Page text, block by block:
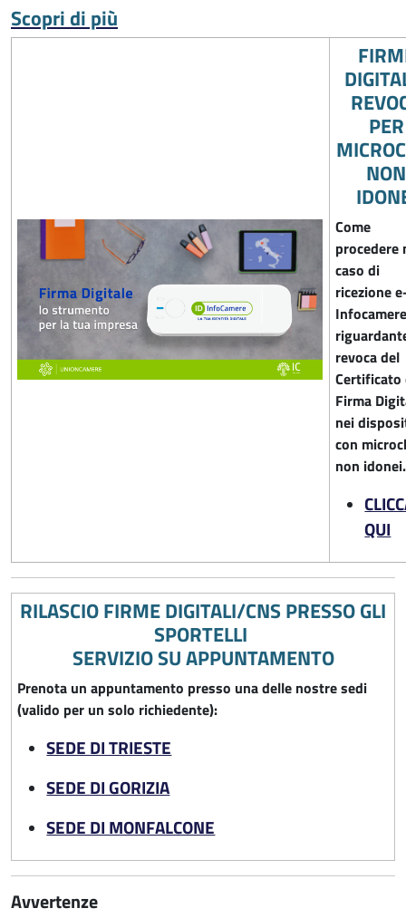
Scopri di più
PER
NON
Come
procedere
caso di
ricezione
revoca del
Certificato
Firma
nei
con
non idonei.
QUI
RILASCIO FIRME DIGITALI/CNS PRESSO GLI
SPORTELLI
SERVIZIO SU APPUNTAMENTO
Prenota un appuntamento presso una delle nostre sedi
(valido per un solo richiedente):
SEDE DI TRIESTE
SEDE DI GORIZIA
SEDE DI MONFALCONE
Avvertenze